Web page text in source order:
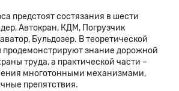
предстоят состязания в шести
Автокран, КДМ, Погрузчик
Бульдозер. В теоретической
продемонстрируют знание дорожной
труда, а практической части –
многотонными механизмами,
препятствия.